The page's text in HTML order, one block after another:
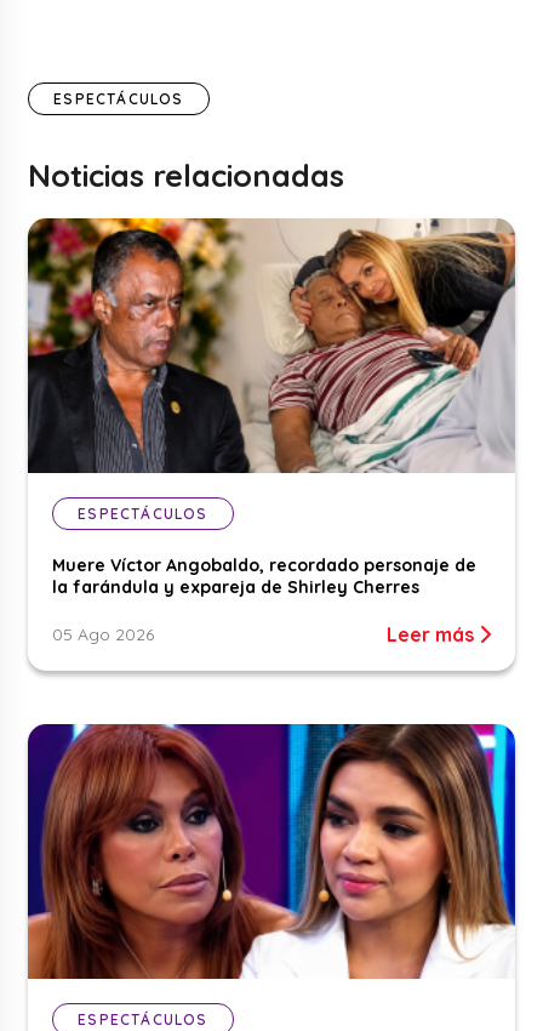
ESPECTÁCULOS
Noticias relacionadas
ESPECTÁCULOS
Muere Víctor Angobaldo, recordado personaje de
la farándula y expareja de Shirley Cherres
05 Ago 2026 Leer más
ESPECTÁCULOS